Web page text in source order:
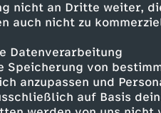
nicht an Dritte weiter,
auch nicht zu
Datenverarbeitung
Speicherung von
anzupassen und
auf Basis